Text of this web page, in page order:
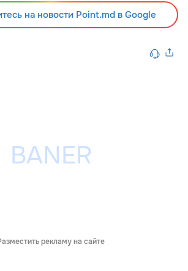
на новости Point.md в Google
рекламу на сайте